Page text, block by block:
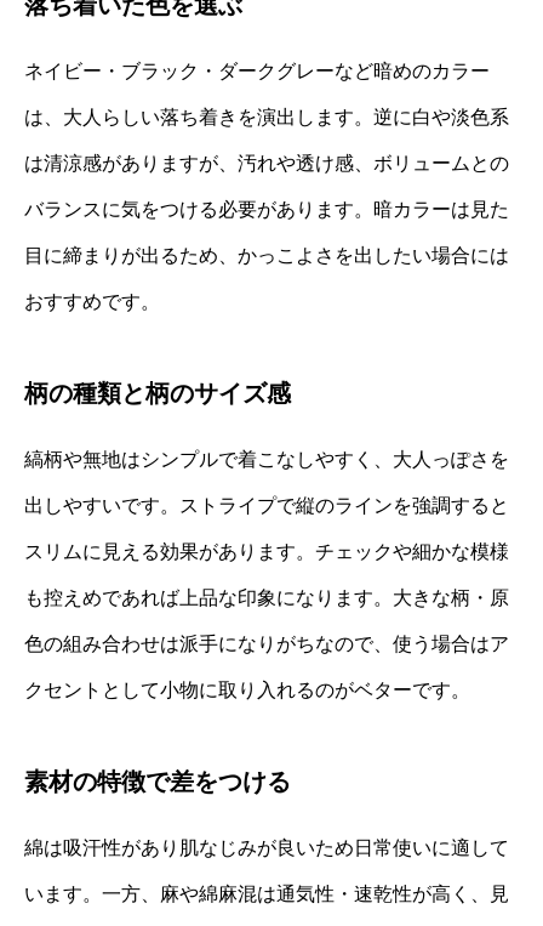
ネイビー・ブラック・ダークグレーなど暗めのカラー
は、大人らしい落ち着きを演出します。逆に白や淡色系
は清涼感がありますが、汚れや透け感、ボリュームとの
バランスに気をつける必要があります。暗カラーは見た
目に締まりが出るため、かっこよさを出したい場合には
おすすめです。
柄の種類と柄のサイズ感
縞柄や無地はシンプルで着こなしやすく、大人っぽさを
出しやすいです。ストライプで縦のラインを強調すると
スリムに見える効果があります。チェックや細かな模様
も控えめであれば上品な印象になります。大きな柄・原
色の組み合わせは派手になりがちなので、使う場合はア
クセントとして小物に取り入れるのがベターです。
素材の特徴で差をつける
綿は吸汗性があり肌なじみが良いため日常使いに適して
います。一方、麻や綿麻混は通気性・速乾性が高く、見